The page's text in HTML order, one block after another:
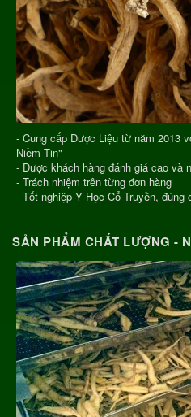
- Cung cấp Dược Liệu từ năm 2013
Niềm Tin"
- Được khách hàng đánh giá cao và
- Trách nhiệm trên từng đơn hàng
- Tốt nghiệp Y Học Cổ Truyền, đúng
SẢN PHẨM CHẤT LƯỢNG -